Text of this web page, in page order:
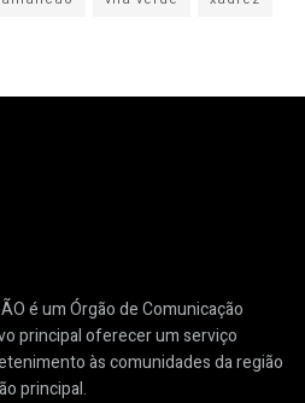
é um Órgão de Comunicação
principal oferecer um serviço
às comunidades da região
principal.